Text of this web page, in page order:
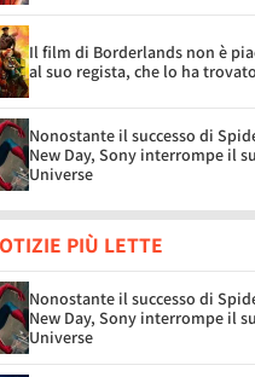
Il film di Borderlands non è
al suo regista, che lo ha
Nonostante il successo di
New Day, Sony interrompe il
Universe
PIÙ LETTE
Nonostante il successo di
New Day, Sony interrompe il
Universe